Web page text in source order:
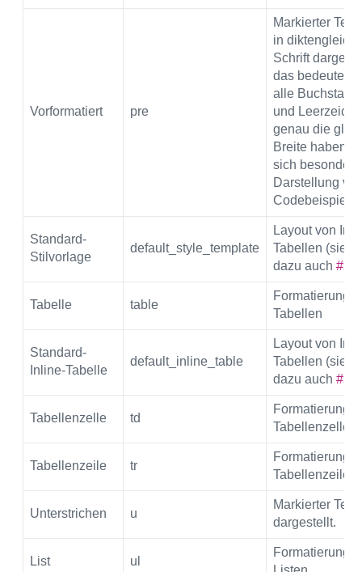
Vorformatiert pre
Markierter Text
in
Schrift
das bedeutet,
alle
und
genau die
Breite haben.
sich
Darstellung
Standard-
Stilvorlage
default_style_template
Layout von
Tabellen (siehe
dazu auch
Tabelle table
Formatierung
Tabellen
Standard-
Inline-Tabelle
default_inline_table
Layout von
Tabellen (siehe
dazu auch
Tabellenzelle td
Formatierung
Tabellenzellen
Tabellenzeile tr
Formatierung
Tabellenzeilen
Unterstrichen u
Markierter Text
dargestellt.
List ul
Formatierung